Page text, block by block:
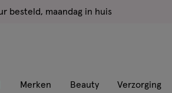
besteld, maandag in huis
Merken Beauty Verzorging